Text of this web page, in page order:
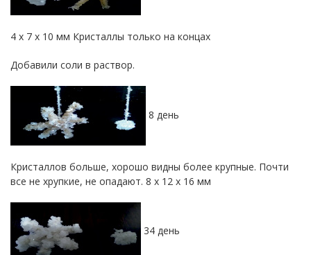
4 х 7 х 10 мм Кристаллы только на концах
Добавили соли в раствор.
8 день
Кристаллов больше, хорошо видны более крупные. Почти
все не хрупкие, не опадают. 8 х 12 х 16 мм
34 день